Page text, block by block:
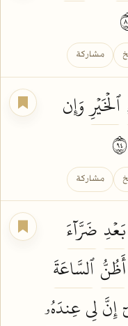
مشاركة
ٱلۡخَيۡرِوَإِن
مشاركة
بَعۡدِ ضَرَّآءَ
أَظُنُّ ٱلسَّاعَةَ
إِنَّ لِيعِندَهُۥ